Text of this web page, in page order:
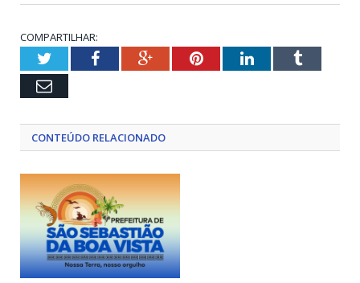
COMPARTILHAR:
TwitterFacebookGoogle+PinterestLinkedInTumblr
Email
CONTEÚDO RELACIONADO